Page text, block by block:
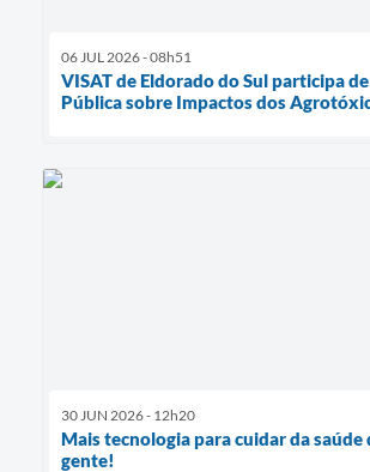
06 JUL 2026 - 08h51
VISAT de Eldorado do Sul participa
Pública sobre Impactos dos
30 JUN 2026 - 12h20
Mais tecnologia para cuidar da saúde
gente!